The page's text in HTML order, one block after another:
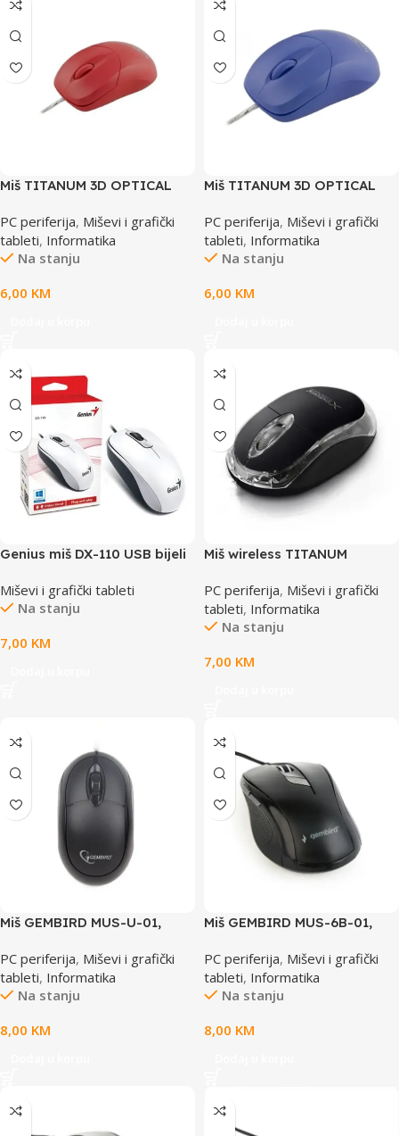
Miš TITANUM 3D OPTICAL
PC periferija, Miševi i grafički
tableti, Informatika
Na stanju
6,00 KM
Miš TITANUM 3D OPTICAL
PC periferija, Miševi i grafički
tableti, Informatika
Na stanju
6,00 KM
Genius miš DX-110 USB bijeli
1.5 m kabal
Miševi i grafički tableti
Na stanju
7,00 KM
Miš wireless TITANUM
3-button, black, 1200 dpi,
XM105K
PC periferija, Miševi i grafički
tableti, Informatika
Na stanju
7,00 KM
Miš GEMBIRD MUS-U-01,
PC periferija, Miševi i grafički
tableti, Informatika
Na stanju
8,00 KM
Miš GEMBIRD MUS-6B-01,
1600 dpi,crni
PC periferija, Miševi i grafički
tableti, Informatika
Na stanju
8,00 KM